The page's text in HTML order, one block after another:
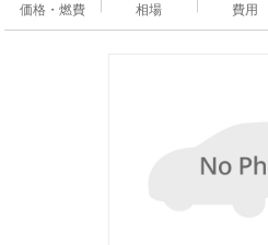
価格・燃費
相場
費用